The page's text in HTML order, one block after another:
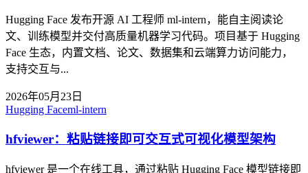
Hugging Face 发布开源 AI 工程师 ml-intern，能自主阅读论
文、训练模型并交付高质量机器学习代码。项目基于 Hugging
Face 生态，内置文档、论文、数据集和云端算力访问能力，
支持交互与...
2026年05月23日
Hugging Faceml-intern
hfviewer：粘贴链接即可交互式可视化模型架构
hfviewer 是一个在线工具，通过粘贴 Hugging Face 模型链接即